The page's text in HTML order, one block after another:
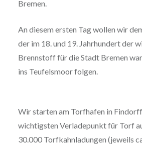
Bremen.
An diesem ersten Tag wollen wir
der im 18. und 19. Jahrhundert der
Brennstoff für die Stadt Bremen
ins Teufelsmoor folgen.
Wir starten am Torfhafen in
wichtigsten Verladepunkt für Torf
30.000 Torfkahnladungen (jeweils